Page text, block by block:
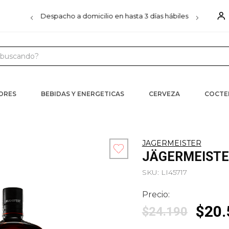
Despacho a domicilio en hasta 3 días hábiles
BEBIDAS Y ENERGETICAS CERVEZA
JAGERMEISTER
SKU: LI45717
Precio:
$24.190 $20.